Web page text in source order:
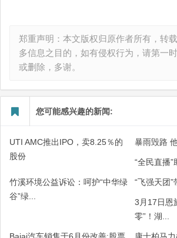
郑重声明：本文版权归原作者所有，转
多信息之目的，如有侵权行为，请第一
或删除，多谢。
您可能感兴趣的新闻:
UTI AMC推出IPO，卖8.25％的
股份
暴雨毁路
“全民直播
竹溪环境公益诉讼：呵护“中华绿
谷”绿...
“飞强天团
3月17日恩
零”！湖...